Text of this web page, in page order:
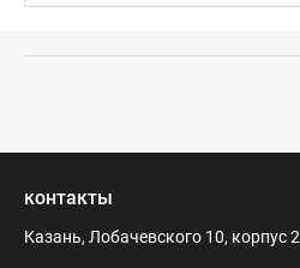
контакты
Казань, Лобачевского 10, корпус 2